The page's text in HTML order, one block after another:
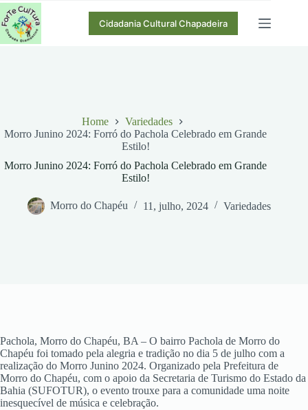
Pular
para
o
conteúdo
Cidadania Cultural Chapadeira
Home
Variedades
Morro Junino 2024: Forró do Pachola Celebrado em Grande
Estilo!
Morro Junino 2024: Forró do Pachola Celebrado em Grande
Estilo!
Morro do Chapéu 11, julho, 2024 Variedades
Pachola, Morro do Chapéu, BA – O bairro Pachola de Morro do
Chapéu foi tomado pela alegria e tradição no dia 5 de julho com a
realização do Morro Junino 2024. Organizado pela Prefeitura de
Morro do Chapéu, com o apoio da Secretaria de Turismo do Estado da
Bahia (SUFOTUR), o evento trouxe para a comunidade uma noite
inesquecível de música e celebração.